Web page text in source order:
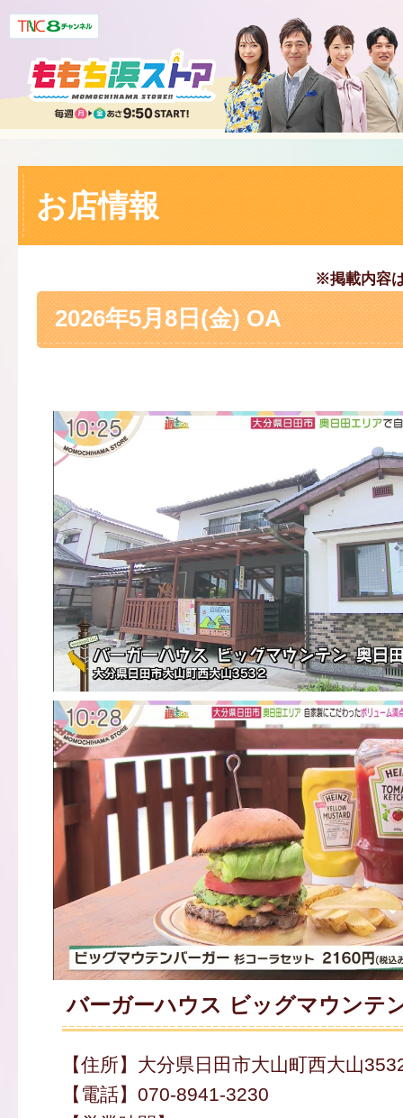
お店情報
※掲載内容
2026年5月8日(金) OA
バーガーハウス ビッグマウンテ
【住所】大分県日田市大山町西大山
【電話】070-8941-3230